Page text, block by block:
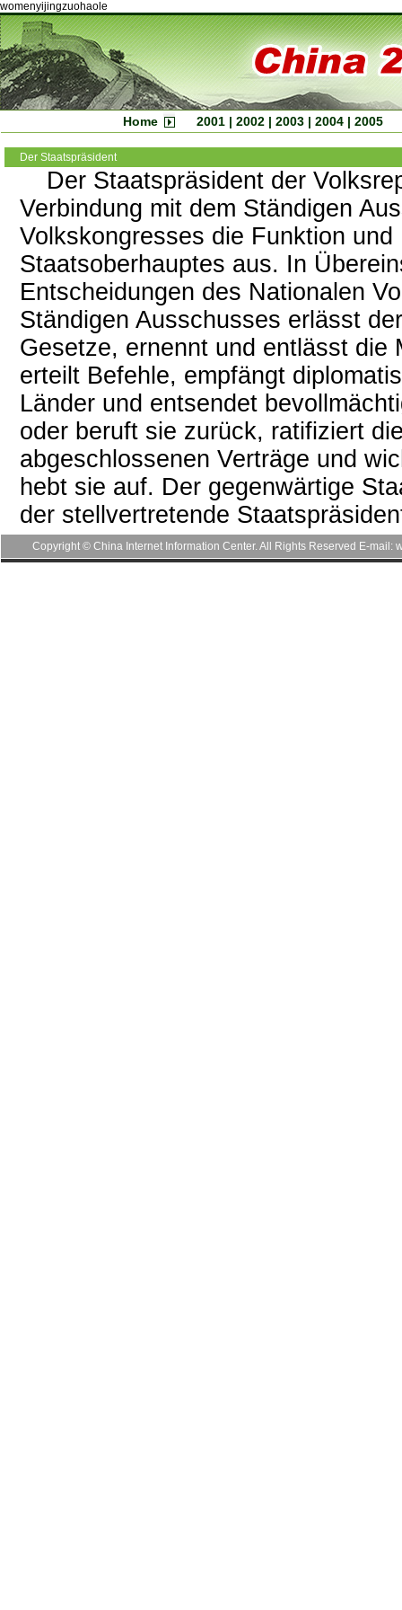
womenyijingzuohaole
Home 2001 | 2002 | 2003 | 2004 | 2005
Der Staatspräsident
Der Staatspräsident der
Verbindung mit dem Ständigen
Volkskongresses die Funktion und
Staatsoberhauptes aus. In
Entscheidungen des Nationalen
Ständigen Ausschusses erlässt
Gesetze, ernennt und entlässt die
erteilt Befehle, empfängt
Länder und entsendet
oder beruft sie zurück, ratifiziert
abgeschlossenen Verträge und
hebt sie auf. Der gegenwärtige
der stellvertretende
Copyright © China Internet Information Center. All Rights Reserved E-